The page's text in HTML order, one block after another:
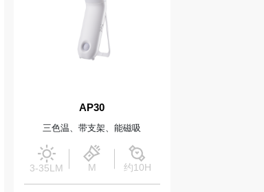
AP30
三色温、带支架、能磁吸
3-35LM M 约10H